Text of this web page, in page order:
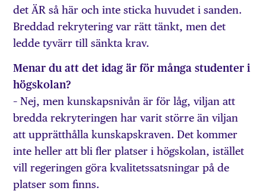
det ÄR så här och inte sticka huvudet i sanden.
Breddad rekrytering var rätt tänkt, men det
ledde tyvärr till sänkta krav.
Menar du att det idag är för många studenter i
högskolan?
– Nej, men kunskapsnivån är för låg, viljan att
bredda rekryteringen har varit större än viljan
att upprätthålla kunskapskraven. Det kommer
inte heller att bli fler platser i högskolan, istället
vill regeringen göra kvalitetssatsningar på de
platser som finns.